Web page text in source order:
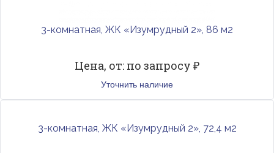
3-комнатная, ЖК «Изумрудный 2», 86 м2
Цена, от: по запросу ₽
Уточнить наличие
3-комнатная, ЖК «Изумрудный 2», 72,4 м2